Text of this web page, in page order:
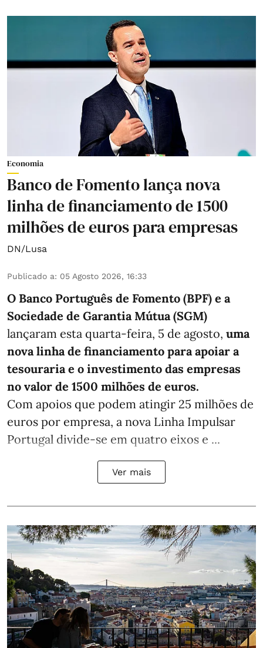
Economia
Banco de Fomento lança nova
linha de financiamento de 1500
milhões de euros para empresas
DN/Lusa
Publicado a: 05 Agosto 2026, 16:33
O Banco Português de Fomento (BPF) e a
Sociedade de Garantia Mútua (SGM)
lançaram esta quarta-feira, 5 de agosto, uma
nova linha de financiamento para apoiar a
tesouraria e o investimento das empresas
no valor de 1500 milhões de euros.
Com apoios que podem atingir 25 milhões de
euros por empresa, a nova Linha Impulsar
Portugal divide-se em quatro eixos e ...
Ver mais